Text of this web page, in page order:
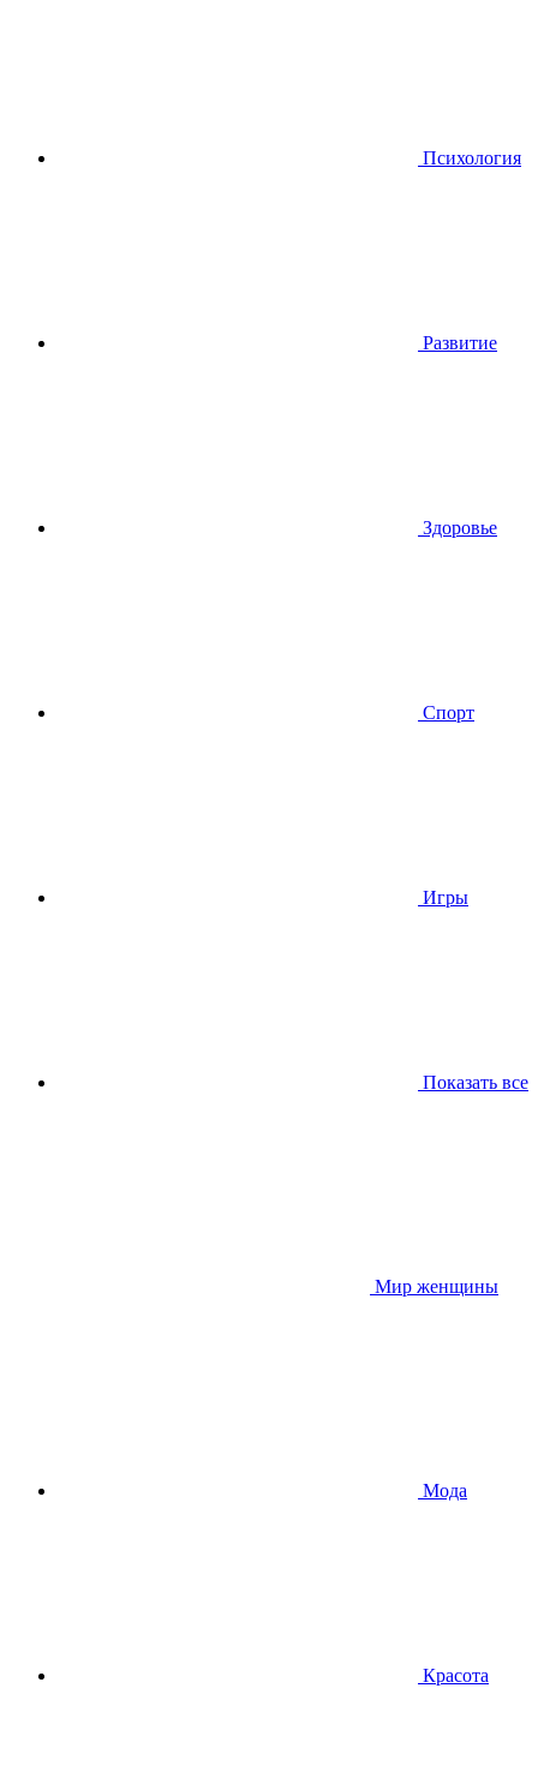
Психология
Развитие
Здоровье
Спорт
Игры
Показать все
Мир женщины
Мода
Красота